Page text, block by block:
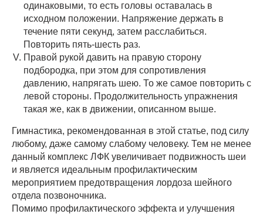
одинаковыми, то есть головы оставалась в
исходном положении. Напряжение держать в
течение пяти секунд, затем расслабиться.
Повторить пять-шесть раз.
Правой рукой давить на правую сторону
подбородка, при этом для сопротивления
давлению, напрягать шею. То же самое повторить с
левой стороны. Продолжительность упражнения
такая же, как в движении, описанном выше.
Гимнастика, рекомендованная в этой статье, под силу
любому, даже самому слабому человеку. Тем не менее
данный комплекс ЛФК увеличивает подвижность шеи
и является идеальным профилактическим
мероприятием предотвращения лордоза шейного
отдела позвоночника.
Помимо профилактического эффекта и улучшения